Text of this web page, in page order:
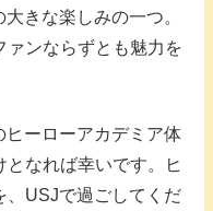
きな楽しみの一つ。
ァンならずとも魅力を
ヒーローアカデミア体
なれば幸いです。ヒ
、USJで過ごしてくだ